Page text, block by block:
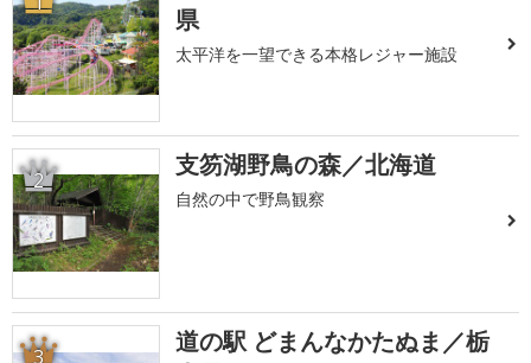
県
太平洋を一望できる本格レジャー施設
2 支笏湖野鳥の森／北海道
自然の中で野鳥観察
3
道の駅 どまんなかたぬま／栃